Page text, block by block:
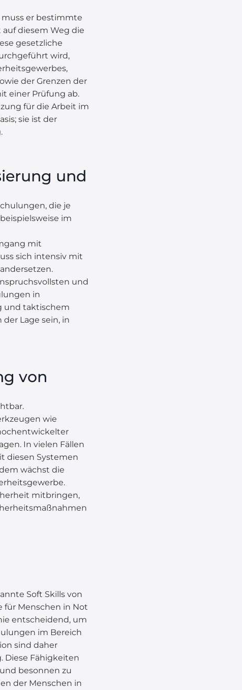
er bestimmte
diesem Weg die
gesetzliche
wird,
der Grenzen der
einer Prüfung ab.
für die Arbeit im
sie ist der
und
die je
im
mit
sich intensiv mit
und
in
und taktischem
Lage sein, in
von
wie
In vielen Fällen
diesen Systemen
wächst die
mitbringen,
Soft Skills von
für Menschen in Not
entscheidend, um
im Bereich
sind daher
Diese Fähigkeiten
besonnen zu
der Menschen in